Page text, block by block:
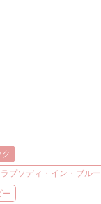
ラプソディ・イン・ブルー
ー